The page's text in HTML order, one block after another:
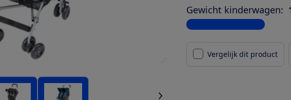
Gewicht kinderwagen:
Bekijk alle specificaties
Vergelijk dit product